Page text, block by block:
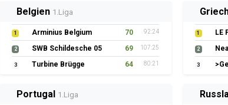
Belgien 1.Liga
1 Arminius Belgium 70 92:24
2 SWB Schildesche 05 69 107:25
3 Turbine Brügge 64 80:21
1 LE
2
3
Portugal 1.Liga